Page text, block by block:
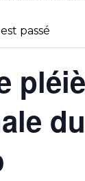
passé